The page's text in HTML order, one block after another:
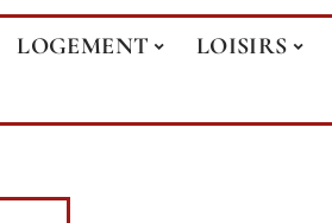
LOGEMENT LOISIRS